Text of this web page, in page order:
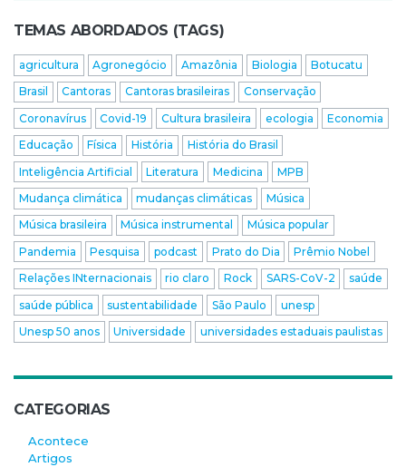
TEMAS ABORDADOS (TAGS)
agricultura Agronegócio Amazônia Biologia
Botucatu
Brasil
Cantoras Cantoras brasileiras
Conservação
Coronavírus
Covid-19 Cultura brasileira ecologia
Economia
Educação
Física História
História do Brasil
Inteligência Artificial
Literatura Medicina
MPB
Mudança climática
mudanças climáticas
Música
Música brasileira
Música instrumental
Música popular
Pandemia
Pesquisa podcast Prato do Dia
Prêmio Nobel
Relações INternacionais
rio claro Rock SARS-CoV-2
saúde
saúde pública
sustentabilidade São Paulo
unesp
Unesp 50 anos
Universidade universidades estaduais paulistas
CATEGORIAS
Acontece
Artigos